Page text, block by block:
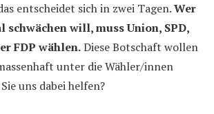
entscheidet sich in zwei Tagen.Wer
schwächen will, muss Union, SPD,
FDP wählen.Diese Botschaft wollen
unter die Wähler/innen
uns dabei helfen?